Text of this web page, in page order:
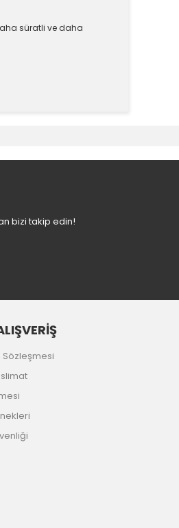
süratli ve daha
bizi takip edin!
Sözleşmesi